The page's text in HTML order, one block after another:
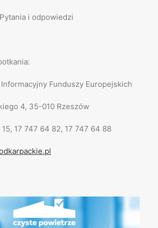
i odpowiedzi
Informacyjny Funduszy Europejskich
4, 35-010 Rzeszów
17 747 64 82, 17 747 64 88